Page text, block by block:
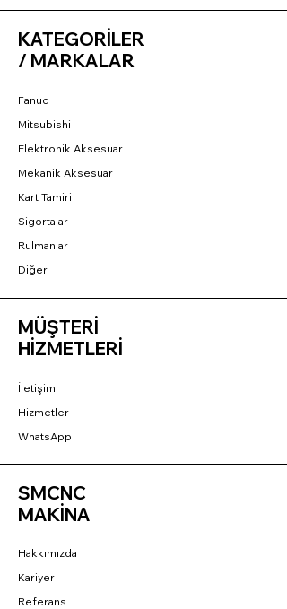
KATEGORİLER
/ MARKALAR
Fanuc
Mitsubishi
Elektronik Aksesuar
Mekanik Aksesuar
Kart Tamiri
Sigortalar
Rulmanlar
Diğer
MÜŞTERİ
HİZMETLERİ
İletişim
Hizmetler
WhatsApp
SMCNC
MAKİNA
Hakkımızda
Kariyer
Referans